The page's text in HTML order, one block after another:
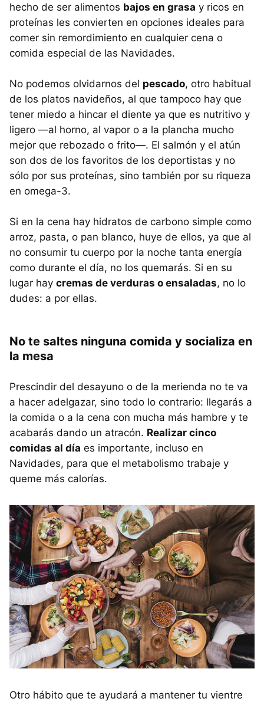
hecho de ser alimentos bajos en grasa y ricos en
proteínas les convierten en opciones ideales para
comer sin remordimiento en cualquier cena o
comida especial de las Navidades.
No podemos olvidarnos del pescado, otro habitual
de los platos navideños, al que tampoco hay que
tener miedo a hincar el diente ya que es nutritivo y
ligero —al horno, al vapor o a la plancha mucho
mejor que rebozado o frito—. El salmón y el atún
son dos de los favoritos de los deportistas y no
sólo por sus proteínas, sino también por su riqueza
en omega-3.
Si en la cena hay hidratos de carbono simple como
arroz, pasta, o pan blanco, huye de ellos, ya que al
no consumir tu cuerpo por la noche tanta energía
como durante el día, no los quemarás. Si en su
lugar hay cremas de verduras o ensaladas, no lo
dudes: a por ellas.
No te saltes ninguna comida y socializa en
la mesa
Prescindir del desayuno o de la merienda no te va
a hacer adelgazar, sino todo lo contrario: llegarás a
la comida o a la cena con mucha más hambre y te
acabarás dando un atracón. Realizar cinco
comidas al día es importante, incluso en
Navidades, para que el metabolismo trabaje y
queme más calorías.
Otro hábito que te ayudará a mantener tu vientre